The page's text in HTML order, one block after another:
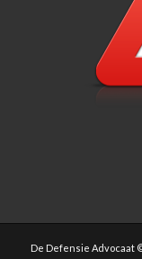
De Defensie Advocaat